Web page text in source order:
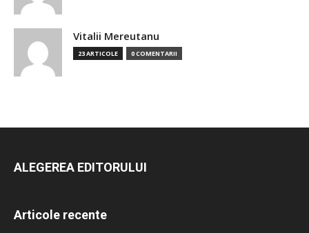
Vitalii Mereutanu
23 ARTICOLE 0 COMENTARII
ALEGEREA EDITORULUI
Articole recente